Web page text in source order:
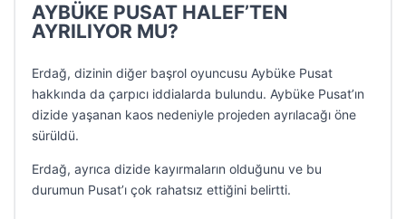
AYBÜKE PUSAT HALEF’TEN
AYRILIYOR MU?
Erdağ, dizinin diğer başrol oyuncusu Aybüke Pusat
hakkında da çarpıcı iddialarda bulundu. Aybüke Pusat’ın
dizide yaşanan kaos nedeniyle projeden ayrılacağı öne
sürüldü.
Erdağ, ayrıca dizide kayırmaların olduğunu ve bu
durumun Pusat’ı çok rahatsız ettiğini belirtti.